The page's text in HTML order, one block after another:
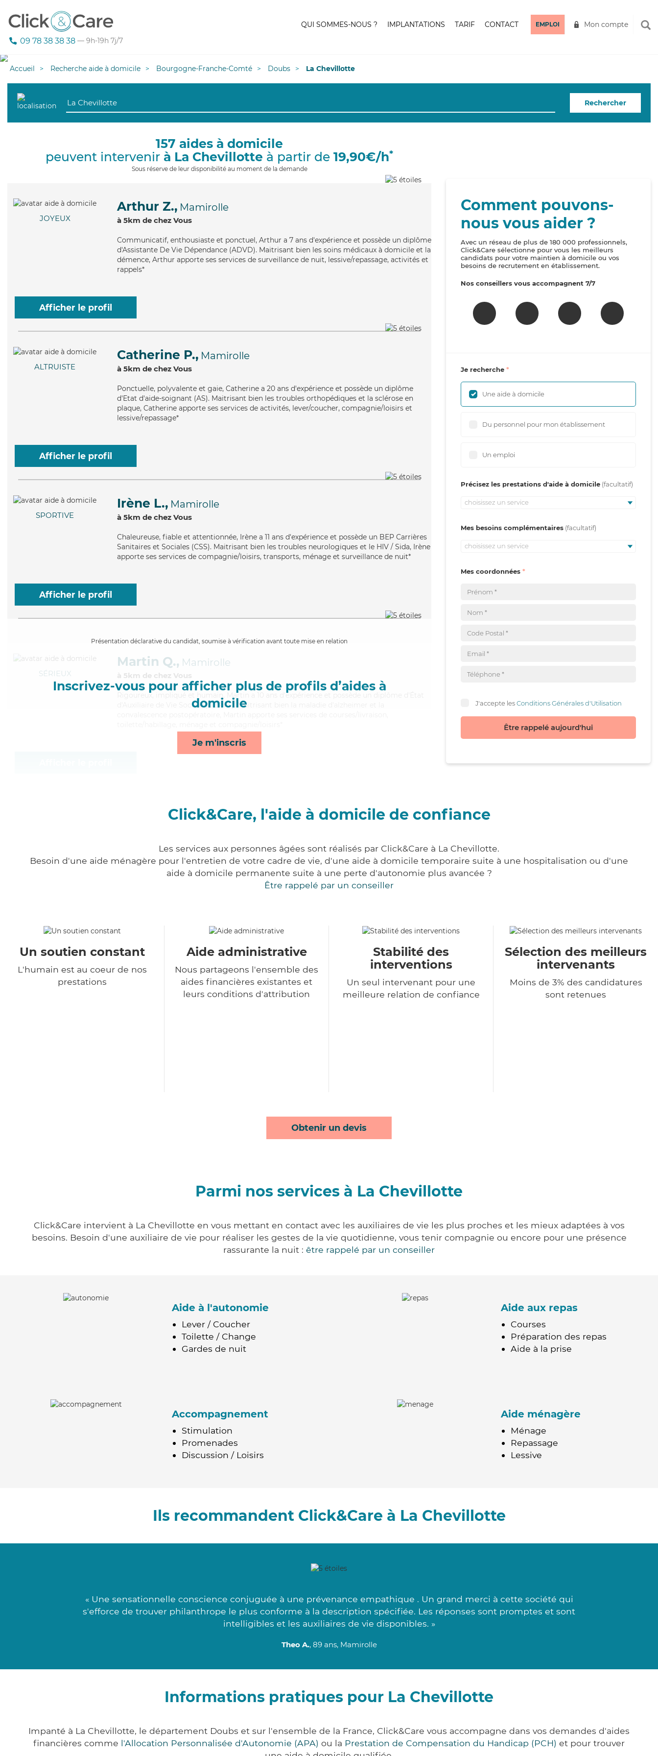
09 78 38 38 38 — 9h-19h 7j/7
QUI SOMMES-NOUS ? IMPLANTATIONS TARIF CONTACT EMPLOI Mon compte
Accueil Recherche aide à domicile Bourgogne-Franche-Comté Doubs La Chevillotte
Rechercher
157 aides à domicile
peuvent intervenir à La Chevillotte à partir de 19,90€/h*
Sous réserve de leur disponibilité au moment de la demande
JOYEUX
Arthur Z., Mamirolle
à 5km de chez Vous
Communicatif, enthousiaste et ponctuel, Arthur a 7 ans d'expérience et possède un diplôme
d'Assistante De Vie Dépendance (ADVD). Maitrisant bien les soins médicaux à domicile et la
démence, Arthur apporte ses services de surveillance de nuit, lessive/repassage, activités et
rappels*
Afficher le profil
ALTRUISTE
Catherine P., Mamirolle
à 5km de chez Vous
Ponctuelle, polyvalente et gaie, Catherine a 20 ans d'expérience et possède un diplôme
d'Etat d'aide-soignant (AS). Maitrisant bien les troubles orthopédiques et la sclérose en
plaque, Catherine apporte ses services de activités, lever/coucher, compagnie/loisirs et
lessive/repassage*
Afficher le profil
SPORTIVE
Irène L., Mamirolle
à 5km de chez Vous
Chaleureuse, fiable et attentionnée, Irène a 11 ans d'expérience et possède un BEP Carrières
Sanitaires et Sociales (CSS). Maitrisant bien les troubles neurologiques et le HIV / Sida, Irène
apporte ses services de compagnie/loisirs, transports, ménage et surveillance de nuit*
Afficher le profil
Présentation déclarative du candidat, soumise à vérification avant toute mise en relation
Inscrivez-vous pour afficher plus de profils d’aides à
domicile
Je m'inscris
SÉRIEUX
Martin Q., Mamirolle
à 5km de chez Vous
Rigoureux
, impliqué et humain, Martin a 10 ans d'expérience et possède un diplôme d'État
d'Auxiliaire de Vie Sociale (DEAVS). Maitrisant bien la maladie d'alzheimer et la
Comment pouvons-
nous vous aider ?
Avec un réseau de plus de 180 000 professionnels,
Click&Care sélectionne pour vous les meilleurs
candidats pour votre maintien à domicile ou vos
besoins de recrutement en établissement.
Nos conseillers vous accompagnent 7/7
Je recherche
Une aide à domicile
Du personnel pour mon établissement
Un emploi
Précisez les prestations d'aide à domicile
choisissez un service
Mes besoins complémentaires
choisissez un service
Mes coordonnées
J'accepte lesConditions Générales d'Utilisation
Être rappelé aujourd'hui
Click&Care, l'aide à domicile de confiance
Les services aux personnes âgées sont réalisés par Click&Care à La Chevillotte.
Besoin d'une aide ménagère pour l'entretien de votre cadre de vie, d'une aide à domicile temporaire suite à une hospitalisation ou d'une
aide à domicile permanente suite à une perte d'autonomie plus avancée ?
Être rappelé par un conseiller
Un soutien constant
L'humain est au coeur de nos
prestations
Aide administrative
Nous partageons l'ensemble des
aides financières existantes et
leurs conditions d'attribution
Stabilité des
interventions
Un seul intervenant pour une
meilleure relation de confiance
Sélection des meilleurs
intervenants
Moins de 3% des candidatures
sont retenues
Obtenir un devis
Parmi nos services à La Chevillotte
Click&Care intervient à La Chevillotte en vous mettant en contact avec les auxiliaires de vie les plus proches et les mieux adaptées à vos
besoins. Besoin d'une auxiliaire de vie pour réaliser les gestes de la vie quotidienne, vous tenir compagnie ou encore pour une présence
rassurante la nuit : être rappelé par un conseiller
Aide à l'autonomie
Lever / Coucher
Toilette / Change
Gardes de nuit
Aide aux repas
Courses
Préparation des repas
Aide à la prise
Accompagnement
Stimulation
Promenades
Discussion / Loisirs
Aide ménagère
Ménage
Repassage
Lessive
Ils recommandent Click&Care à La Chevillotte
« Une sensationnelle conscience conjuguée à une prévenance empathique . Un grand merci à cette société qui
s'efforce de trouver philanthrope le plus conforme à la description spécifiée. Les réponses sont promptes et sont
intelligibles et les auxiliaires de vie disponibles. »
Theo A., 89 ans, Mamirolle
Informations pratiques pour La Chevillotte
Impanté à La Chevillotte, le département Doubs et sur l'ensemble de la France, Click&Care vous accompagne dans vos demandes d'aides
financières comme l'Allocation Personnalisée d'Autonomie (APA) ou la Prestation de Compensation du Handicap (PCH) et pour trouver